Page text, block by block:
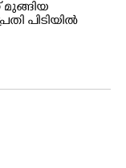
മുങ്ങിയ
പിടിയിൽ